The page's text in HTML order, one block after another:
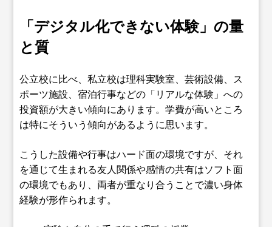
「デジタル化できない体験」の量
と質
公立校に比べ、私立校は理科実験室、芸術設備、ス
ポーツ施設、宿泊行事などの「リアルな体験」への
投資額が大きい傾向にあります。学費が高いところ
は特にそういう傾向があるように思います。
こうした設備や行事はハード面の環境ですが、それ
を通じて生まれる友人関係や感情の共有はソフト面
の環境でもあり、両者が重なり合うことで濃い身体
経験が形作られます。